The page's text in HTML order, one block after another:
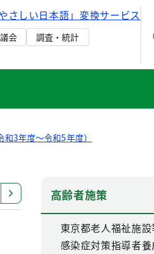
やさしい日本語」変換サービス
会
調査・統計
3年度～令和5年度）
東京都高齢者保健福祉計画（
高齢者施策
東京都老人福祉施設
感染症対策指導者養